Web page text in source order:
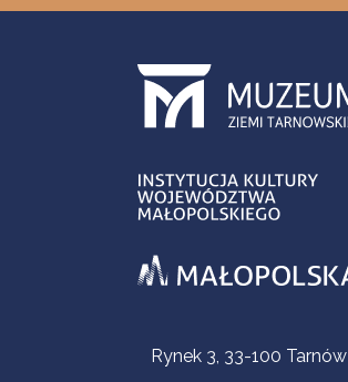
Informacje kontaktoweRynek 3, 33-100 Tarnów